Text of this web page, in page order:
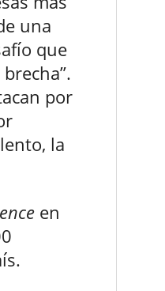
una
que
por
la
en